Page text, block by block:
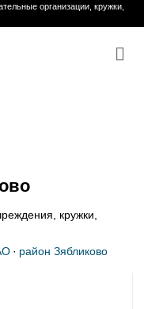
организации, кружки,
кружки,
· район Зябликово